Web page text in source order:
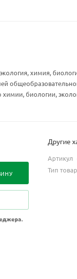
химия,
биологии,
в средней
Другие
Артикул
Тип